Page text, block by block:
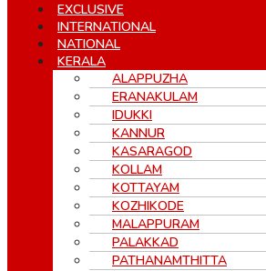
EXCLUSIVE
INTERNATIONAL
NATIONAL
KERALA
ALAPPUZHA
ERANAKULAM
IDUKKI
KANNUR
KASARAGOD
KOLLAM
KOTTAYAM
KOZHIKODE
MALAPPURAM
PALAKKAD
PATHANAMTHITTA